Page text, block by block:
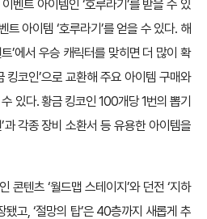
벤트 아이템인 ‘호루라기’를 받을 수 있
아이템 ‘호루라기’를 얻을 수 있다. 해
’에서 우승 캐릭터를 맞히면 더 많이 확
킹코인’으로 교환해 주요 아이템 구매와
있다. 황금 킹코인 100개당 1번의 뽑기
과 각종 장비 소환서 등 유용한 아이템을
콘텐츠 ‘월드맵 스테이지’와 던전 ‘지하
됐고, ‘절망의 탑’은 40층까지 새롭게 추